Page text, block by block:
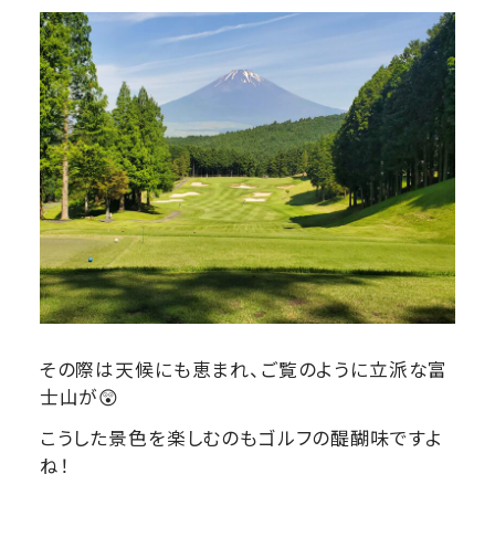
その際は天候にも恵まれ、ご覧のように立派な富
士山が😲
こうした景色を楽しむのもゴルフの醍醐味ですよ
ね！